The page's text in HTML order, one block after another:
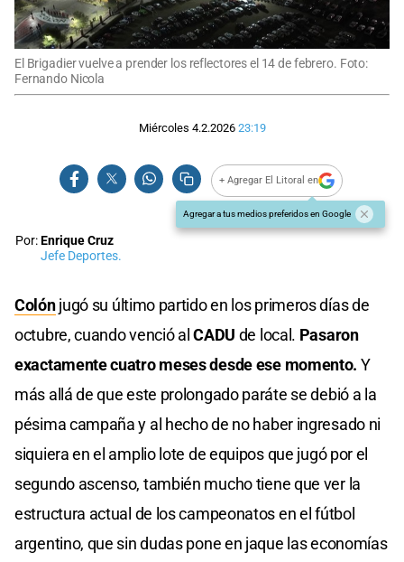
El Brigadier vuelve a prender los reflectores el 14 de febrero. Foto:
Fernando Nicola
Miércoles 4.2.2026 23:19
+ Agregar El Litoral en
Agregar a tus medios preferidos en Google
Por:Enrique Cruz
Jefe Deportes.
Colónjugó su último partido en los primeros días de
octubre, cuando venció alCADU de local. Pasaron
exactamente cuatro meses desde ese momento. Y
más allá de que este prolongado paráte se debió a la
pésima campaña y al hecho de no haber ingresado ni
siquiera en el amplio lote de equipos que jugó por el
segundo ascenso, también mucho tiene que ver la
estructura actual de los campeonatos en el fútbol
argentino, que sin dudas pone en jaque las economías